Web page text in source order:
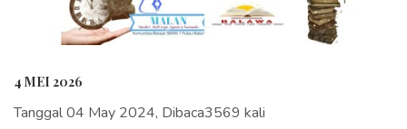
4 MEI 2026
Tanggal 04 May 2024, Dibaca3569 kali